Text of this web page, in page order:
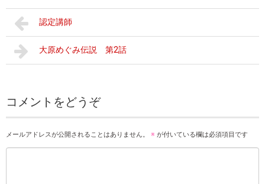
認定講師
大原めぐみ伝説 第2話
コメントをどうぞ
メールアドレスが公開されることはありません。 ※ が付いている欄は必須項目です